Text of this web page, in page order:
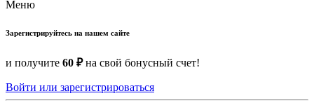
Меню
Зарегистрируйтесь на нашем сайте
и получите 60 ₽на свой бонусный счет!
Войти или зарегистрироваться